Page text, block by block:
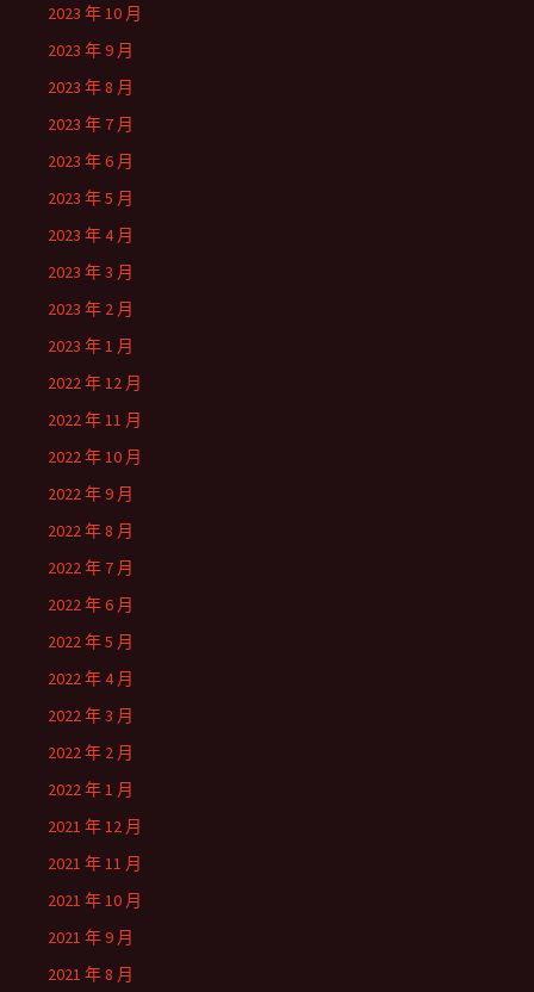
2023 年 10 月
2023 年 9 月
2023 年 8 月
2023 年 7 月
2023 年 6 月
2023 年 5 月
2023 年 4 月
2023 年 3 月
2023 年 2 月
2023 年 1 月
2022 年 12 月
2022 年 11 月
2022 年 10 月
2022 年 9 月
2022 年 8 月
2022 年 7 月
2022 年 6 月
2022 年 5 月
2022 年 4 月
2022 年 3 月
2022 年 2 月
2022 年 1 月
2021 年 12 月
2021 年 11 月
2021 年 10 月
2021 年 9 月
2021 年 8 月